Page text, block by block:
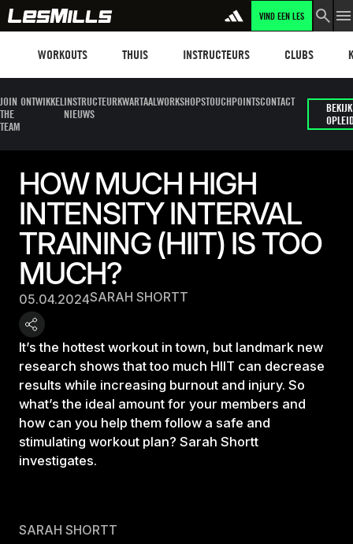
VIND EEN LES
WORKOUTS THUIS INSTRUCTEURS CLUBS
JOIN
THE
TEAM
ONTWIKKELINSTRUCTEUR
NIEUWS
KWARTAALWORKSHOPSTOUCHPOINTSCONTACT
HOW MUCH HIGH
INTENSITY INTERVAL
TRAINING (HIIT) IS TOO
MUCH?
05.04.2024SARAH SHORTT
It’s the hottest workout in town, but landmark new
research shows that too much HIIT can decrease
results while increasing burnout and injury. So
what’s the ideal amount for your members and
how can you help them follow a safe and
stimulating workout plan? Sarah Shortt
investigates.
SARAH SHORTT